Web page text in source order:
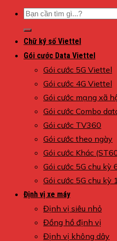
Tìm
kiếm:
Chữ ký số Viettel
Gói cước Data Viettel
Gói cước 5G Viettel
Gói cước 4G Viettel
Gói cước mạng xã
Gói cước Combo
Gói cước TV360
Gói cước theo ngày
Gói cước Khác
Gói cước 5G chu kỳ
Gói cước 5G chu kỳ
Định vị xe máy
Định vị siêu nhỏ
Đồng hồ định vị
Định vị không dây